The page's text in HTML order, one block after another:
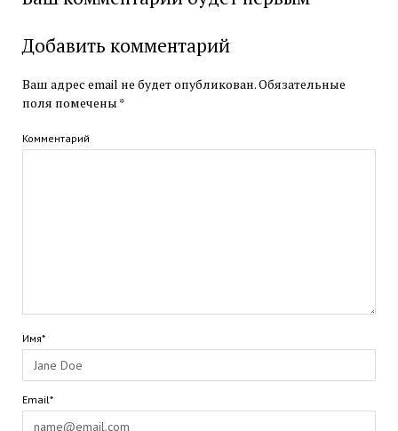
Добавить комментарий
Ваш адрес email не будет опубликован.Обязательные
поля помечены *
Комментарий
Имя*
Email*